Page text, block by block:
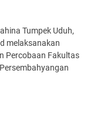
Tumpek Uduh,
melaksanakan
Percobaan Fakultas